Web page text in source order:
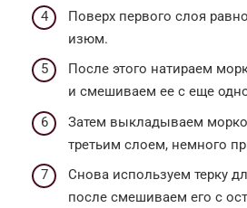
Поверх первого слоя
изюм.
После этого натираем
и смешиваем ее с еще
Затем выкладываем
третьим слоем, немного
Снова используем терку
после смешиваем его с